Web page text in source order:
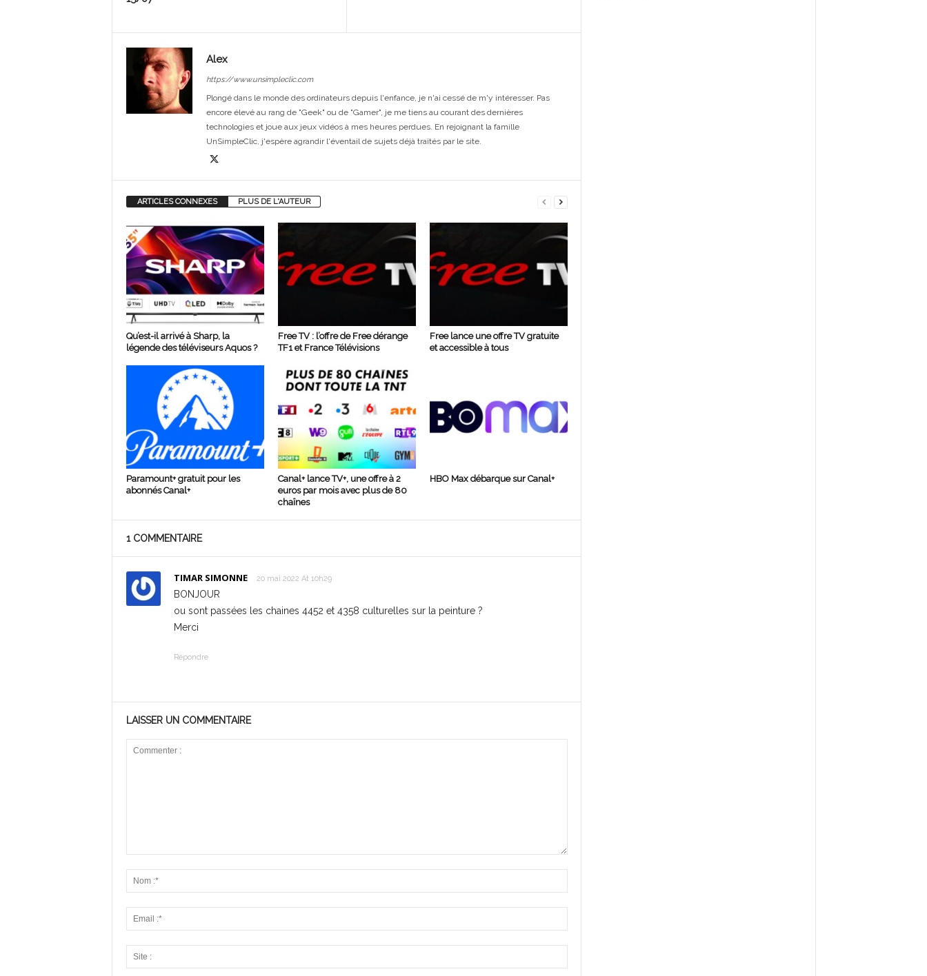
Alex
https://www.unsimpleclic.com
Plongé dans le monde des ordinateurs depuis l'enfance, je n'ai cessé de m'y intéresser. Pas
encore élevé au rang de "Geek" ou de "Gamer", je me tiens au courant des dernières
technologies et joue aux jeux vidéos à mes heures perdues. En rejoignant la famille
UnSimpleClic, j'espère agrandir l'éventail de sujets déjà traités par le site.
ARTICLES CONNEXES PLUS DE L'AUTEUR
Qu’est-il arrivé à Sharp, la
légende des téléviseurs Aquos ?
Free TV : l’offre de Free dérange
TF1 et France Télévisions
Free lance une offre TV gratuite
et accessible à tous
Paramount+ gratuit pour les
abonnés Canal+
Canal+ lance TV+, une offre à 2
euros par mois avec plus de 80
chaînes
HBO Max débarque sur Canal+
1 COMMENTAIRE
TIMAR SIMONNE 20 mai 2022 At 10h29
BONJOUR
ou sont passées les chaines 4452 et 4358 culturelles sur la peinture ?
Merci
Répondre
LAISSER UN COMMENTAIRE